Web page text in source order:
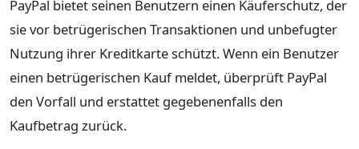
PayPal bietet seinen Benutzern einen Käuferschutz, der
sie vor betrügerischen Transaktionen und unbefugter
Nutzung ihrer Kreditkarte schützt. Wenn ein Benutzer
einen betrügerischen Kauf meldet, überprüft PayPal
den Vorfall und erstattet gegebenenfalls den
Kaufbetrag zurück.